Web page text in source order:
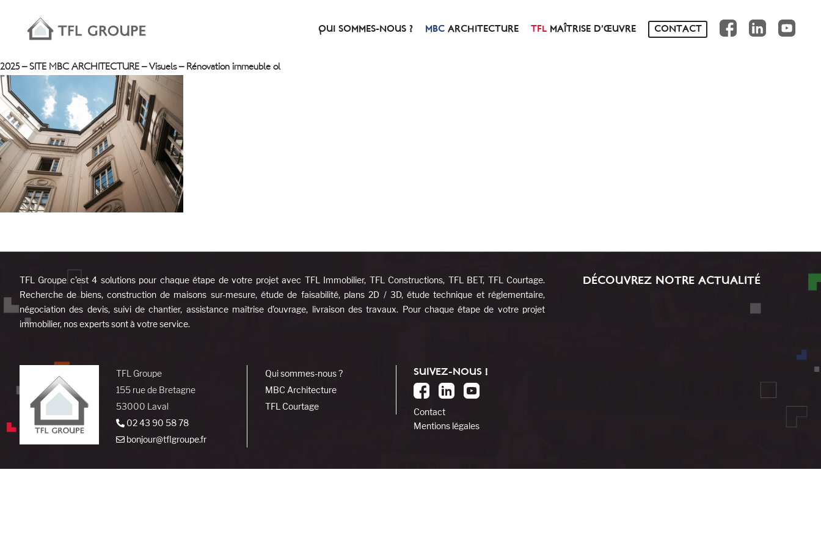
QUI SOMMES-NOUS ? ARCHITECTURE MAÎTRISE D’ŒUVRE CONTACT
FB IN YT
2025 – SITE MBC ARCHITECTURE – Visuels – Rénovation immeuble ol
TFL Groupe c’est 4 solutions pour chaque étape de votre projet avec TFL Immobilier, TFL Constructions, TFL BET, TFL Courtage.
Recherche de biens, construction de maisons sur-mesure, étude de faisabilité, plans 2D / 3D, étude technique et réglementaire,
négociation des devis, suivi de chantier, assistance maîtrise d’ouvrage, livraison des travaux. Pour chaque étape de votre projet
immobilier, nos experts sont à votre service.
TFL Groupe
155 rue de Bretagne
53000 Laval
02 43 90 58 78
bonjour@tflgroupe.fr
Qui sommes-nous ?
MBC Architecture
TFL Courtage
SUIVEZ-NOUS !
Contact
Mentions légales
DÉCOUVREZ NOTRE ACTUALITÉ